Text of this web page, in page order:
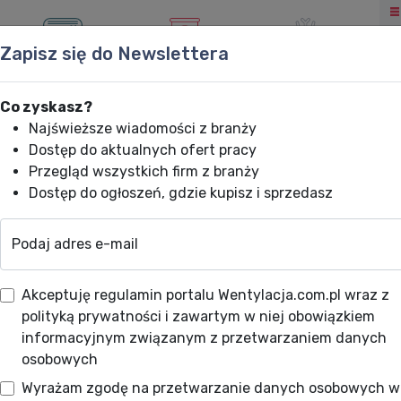
KLIMATYZACJA OGRZEWANIE
Zapisz się do Newslettera
Co zyskasz?
Najświeższe wiadomości z branży
Dostęp do aktualnych ofert pracy
Przegląd wszystkich firm z branży
Dostęp do ogłoszeń, gdzie kupisz i sprzedasz
Podaj adres e-mail
Akceptuję regulamin portalu Wentylacja.com.pl wraz z
polityką prywatności i zawartym w niej obowiązkiem
informacyjnym związanym z przetwarzaniem danych
osobowych
Wyrażam zgodę na przetwarzanie danych osobowych w